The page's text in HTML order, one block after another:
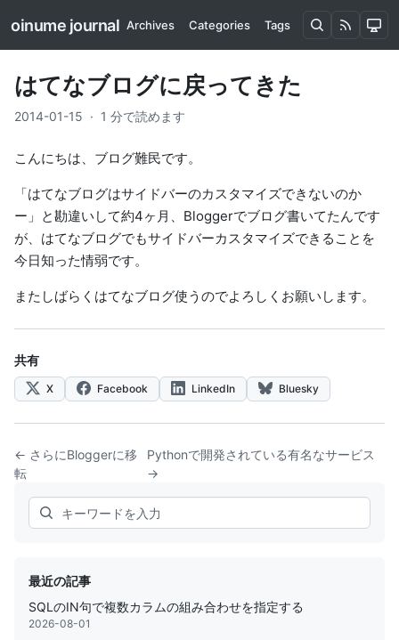
oinume journal Archives Categories Tags
はてなブログに戻ってきた
2014-01-15 · 1 分で読めます
こんにちは、ブログ難民です。
「はてなブログはサイドバーのカスタマイズできないのか
ー」と勘違いして約4ヶ月、Bloggerでブログ書いてたんです
が、はてなブログでもサイドバーカスタマイズできることを
今日知った情弱です。
またしばらくはてなブログ使うのでよろしくお願いします。
共有
X Facebook LinkedIn Bluesky
← さらにBloggerに移
転
Pythonで開発されている有名なサービス
→
Search
最近の記事
SQLのIN句で複数カラムの組み合わせを指定する
2026-08-01